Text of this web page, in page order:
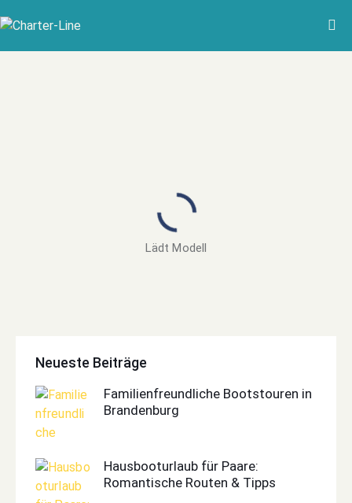
Lädt Modell
Neueste Beiträge
Familienfreundliche Bootstouren in
Brandenburg
Hausbooturlaub für Paare:
Romantische Routen & Tipps